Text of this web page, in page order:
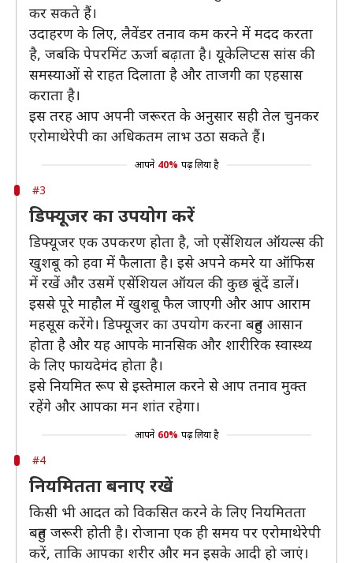
कर सकते हैं।
उदाहरण के लिए, लैवेंडर तनाव कम करने में मदद करता
है, जबकि पेपरमिंट ऊर्जा बढ़ाता है। यूकेलिप्टस सांस की
समस्याओं से राहत दिलाता है और ताजगी का एहसास
कराता है।
इस तरह आप अपनी जरूरत के अनुसार सही तेल चुनकर
एरोमाथेरेपी का अधिकतम लाभ उठा सकते हैं।
आपने 40% पढ़ लिया है
#3
डिफ्यूजर का उपयोग करें
डिफ्यूजर एक उपकरण होता है, जो एसेंशियल ऑयल्स की
खुशबू को हवा में फैलाता है। इसे अपने कमरे या ऑफिस
में रखें और उसमें एसेंशियल ऑयल की कुछ बूंदें डालें।
इससे पूरे माहौल में खुशबू फैल जाएगी और आप आराम
महसूस करेंगे। डिफ्यूजर का उपयोग करना बहुत आसान
होता है और यह आपके मानसिक और शारीरिक स्वास्थ्य
के लिए फायदेमंद होता है।
इसे नियमित रूप से इस्तेमाल करने से आप तनाव मुक्त
रहेंगे और आपका मन शांत रहेगा।
आपने 60% पढ़ लिया है
#4
नियमितता बनाए रखें
किसी भी आदत को विकसित करने के लिए नियमितता
बहुत जरूरी होती है। रोजाना एक ही समय पर एरोमाथेरेपी
करें, ताकि आपका शरीर और मन इसके आदी हो जाएं।